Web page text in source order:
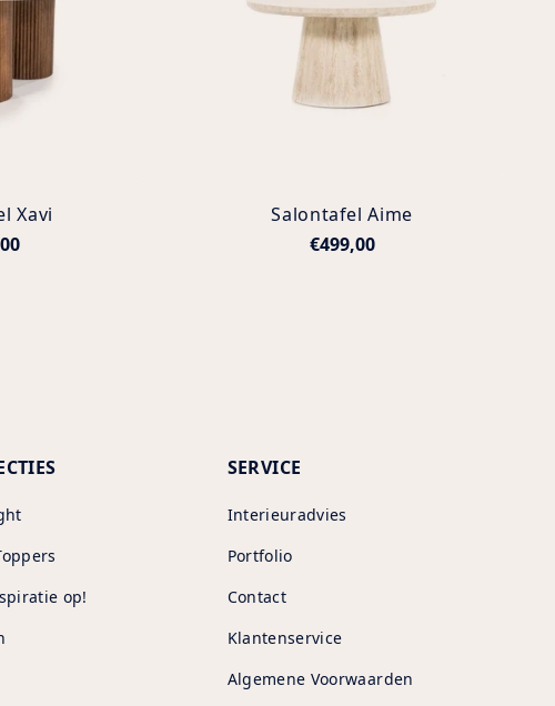
Xavi
Salontafel Aime
€499,00
op!
SERVICE
Interieuradvies
Portfolio
Contact
Klantenservice
Algemene Voorwaarden